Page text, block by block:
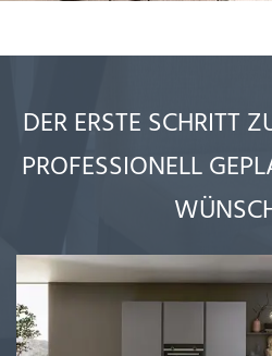
DER ERSTE SCHRITT
PROFESSIONELL